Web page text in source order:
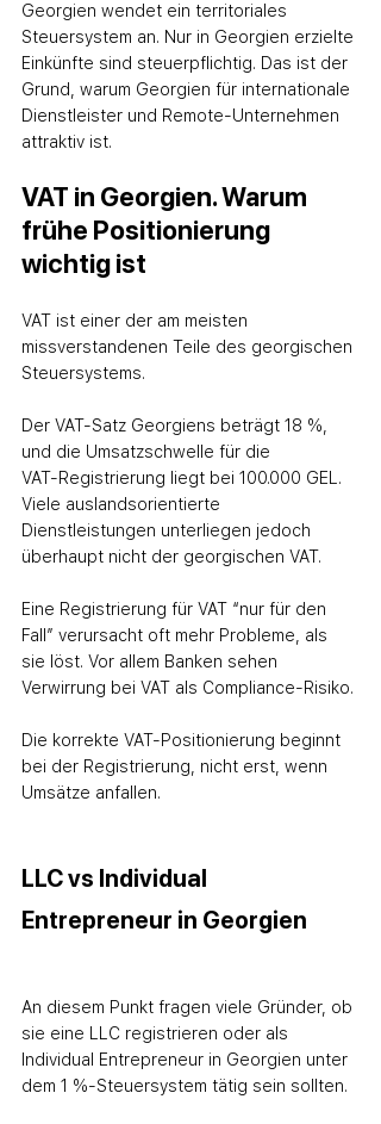
Georgien wendet ein territoriales
Steuersystem an. Nur in Georgien erzielte
Einkünfte sind steuerpflichtig. Das ist der
Grund, warum Georgien für internationale
Dienstleister und Remote‑Unternehmen
attraktiv ist.
VAT in Georgien. Warum
frühe Positionierung
wichtig ist
VAT ist einer der am meisten
missverstandenen Teile des georgischen
Steuersystems.
Der VAT‑Satz Georgiens beträgt 18 %,
und die Umsatzschwelle für die
VAT‑Registrierung liegt bei 100.000 GEL.
Viele auslandsorientierte
Dienstleistungen unterliegen jedoch
überhaupt nicht der georgischen VAT.
Eine Registrierung für VAT “nur für den
Fall” verursacht oft mehr Probleme, als
sie löst. Vor allem Banken sehen
Verwirrung bei VAT als Compliance‑Risiko.
Die korrekte VAT‑Positionierung beginnt
bei der Registrierung, nicht erst, wenn
Umsätze anfallen.
LLC vs Individual
Entrepreneur in Georgien
An diesem Punkt fragen viele Gründer, ob
sie eine LLC registrieren oder als
Individual Entrepreneur in Georgien unter
dem 1 %‑Steuersystem tätig sein sollten.